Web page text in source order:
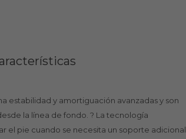
estabilidad y amortiguación avanzadas y son
la línea de fondo. ? La tecnología
el pie cuando se necesita un soporte adicional.